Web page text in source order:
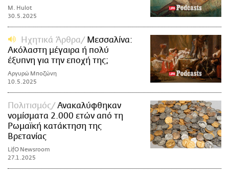
M. Hulot
30.5.2025
Ηχητικά Άρθρα
Μεσσαλίνα:
Ακόλαστη μέγαιρα ή πολύ
έξυπνη για την εποχή της;
Αργυρώ Μποζώνη
10.5.2025
Πολιτισμός
Ανακαλύφθηκαν
νομίσματα 2.000 ετών από τη
Ρωμαϊκή κατάκτηση της
Βρετανίας
LifO Newsroom
27.1.2025